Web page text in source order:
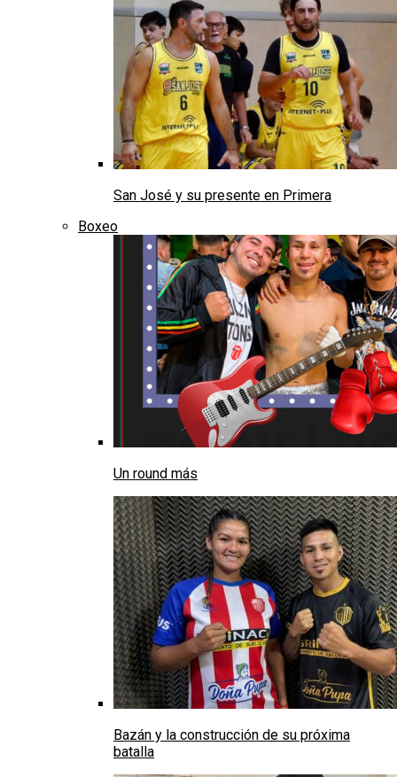
San José y su presente en Primera
Boxeo
Un round más
Bazán y la construcción de su próxima
batalla